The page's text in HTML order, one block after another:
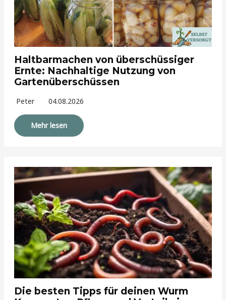
Haltbarmachen von überschüssiger
Ernte: Nachhaltige Nutzung von
Gartenüberschüssen
Peter 04.08.2026
Mehr lesen
Die besten Tipps für deinen Wurm